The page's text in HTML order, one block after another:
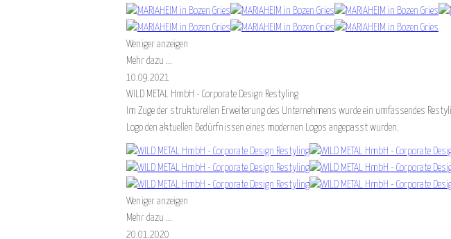
Weniger anzeigen
Mehr dazu ...
10.09.2021
WILD METAL HmbH - Corporate Design Restyling
Im Zuge der strukturellen Erweiterung des Unternehmens wurde ein umfassendes
Logo den aktuellen Bedürfnissen eines modernen Logos angepasst wurden.
Weniger anzeigen
Mehr dazu ...
20.01.2020